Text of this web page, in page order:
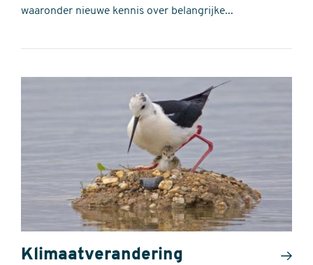
waaronder nieuwe kennis over belangrijke...
Klimaatverandering